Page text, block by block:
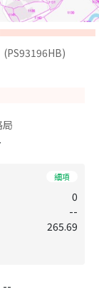
(PS93196HB)
局
細項
0
--
265.69
--